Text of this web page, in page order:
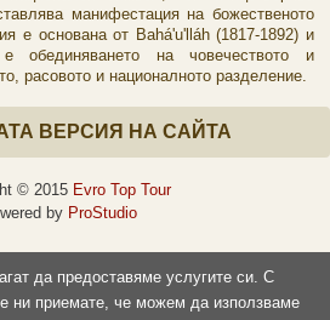
манифестация на божественото
е основана от Bahá'u'lláh (1817-1892) и
обединяването на човечеството и
расовото и националното разделение.
ВЕРСИЯ НА САЙТА
© 2015 Evro Top Tour
by ProStudio
да предоставяме услугите си. С
ни приемате, че можем да използваме